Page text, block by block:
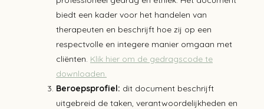
biedt een kader voor het handelen van
therapeuten en beschrijft hoe zij op een
respectvolle en integere manier omgaan met
cliënten. Klik hier om de gedragscode te
downloaden.
Beroepsprofiel: dit document beschrijft
uitgebreid de taken, verantwoordelijkheden en